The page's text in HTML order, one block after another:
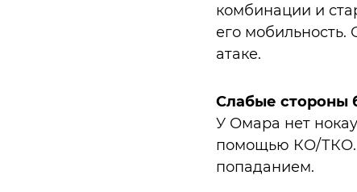
комбинации и
его мобильность.
атаке.
Слабые стороны
У Омара нет
помощью КО/ТКО.
попаданием.